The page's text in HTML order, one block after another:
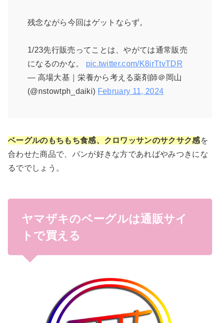
残念ながら今回はゲットならず。
1/23先行販売ってことは、やがては通常販売
になるのかな。 pic.twitter.com/K8irTtvTDR
— 高場大基｜栄養から考える薬剤師＠岡山
(@nstowtph_daiki) February 11, 2024
ベーグルのもちもち食感、クロワッサンのサクサク感を
合わせた商品で、パンが好きな方であればやみつきにな
るででしょう。
ヤマザキのベーグルは通販サイ
トで買える